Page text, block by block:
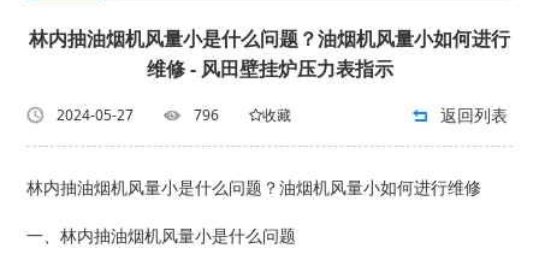
林内抽油烟机风量小是什么问题？油烟机风量小如何进行
维修 - 风田壁挂炉压力表指示
2024-05-27 796 收藏 返回列表
林内抽油烟机风量小是什么问题？油烟机风量小如何进行维修
一、林内抽油烟机风量小是什么问题